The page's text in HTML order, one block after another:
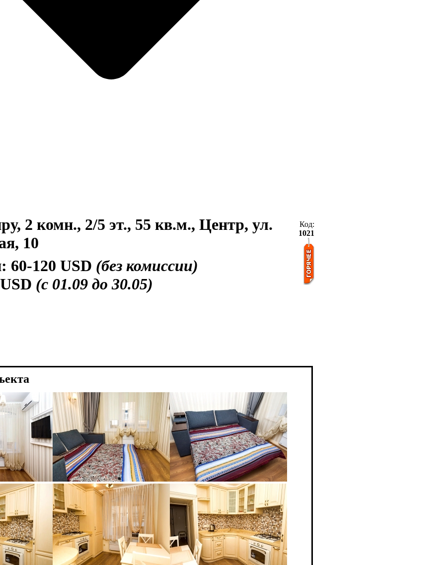
2 комн., 2/5 эт., 55 кв.м., Центр, ул.
10
60-120 USD (без комиссии)
(с 01.09 до 30.05)
Код:
1021